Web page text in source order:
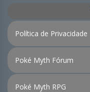
Política de Privacidade
Poké Myth Fórum
Poké Myth RPG